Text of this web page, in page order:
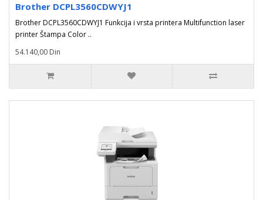
Brother DCPL3560CDWYJ1
Brother DCPL3560CDWYJ1 Funkcija i vrsta printera Multifunction laser
printer Štampa Color ..
54.140,00 Din